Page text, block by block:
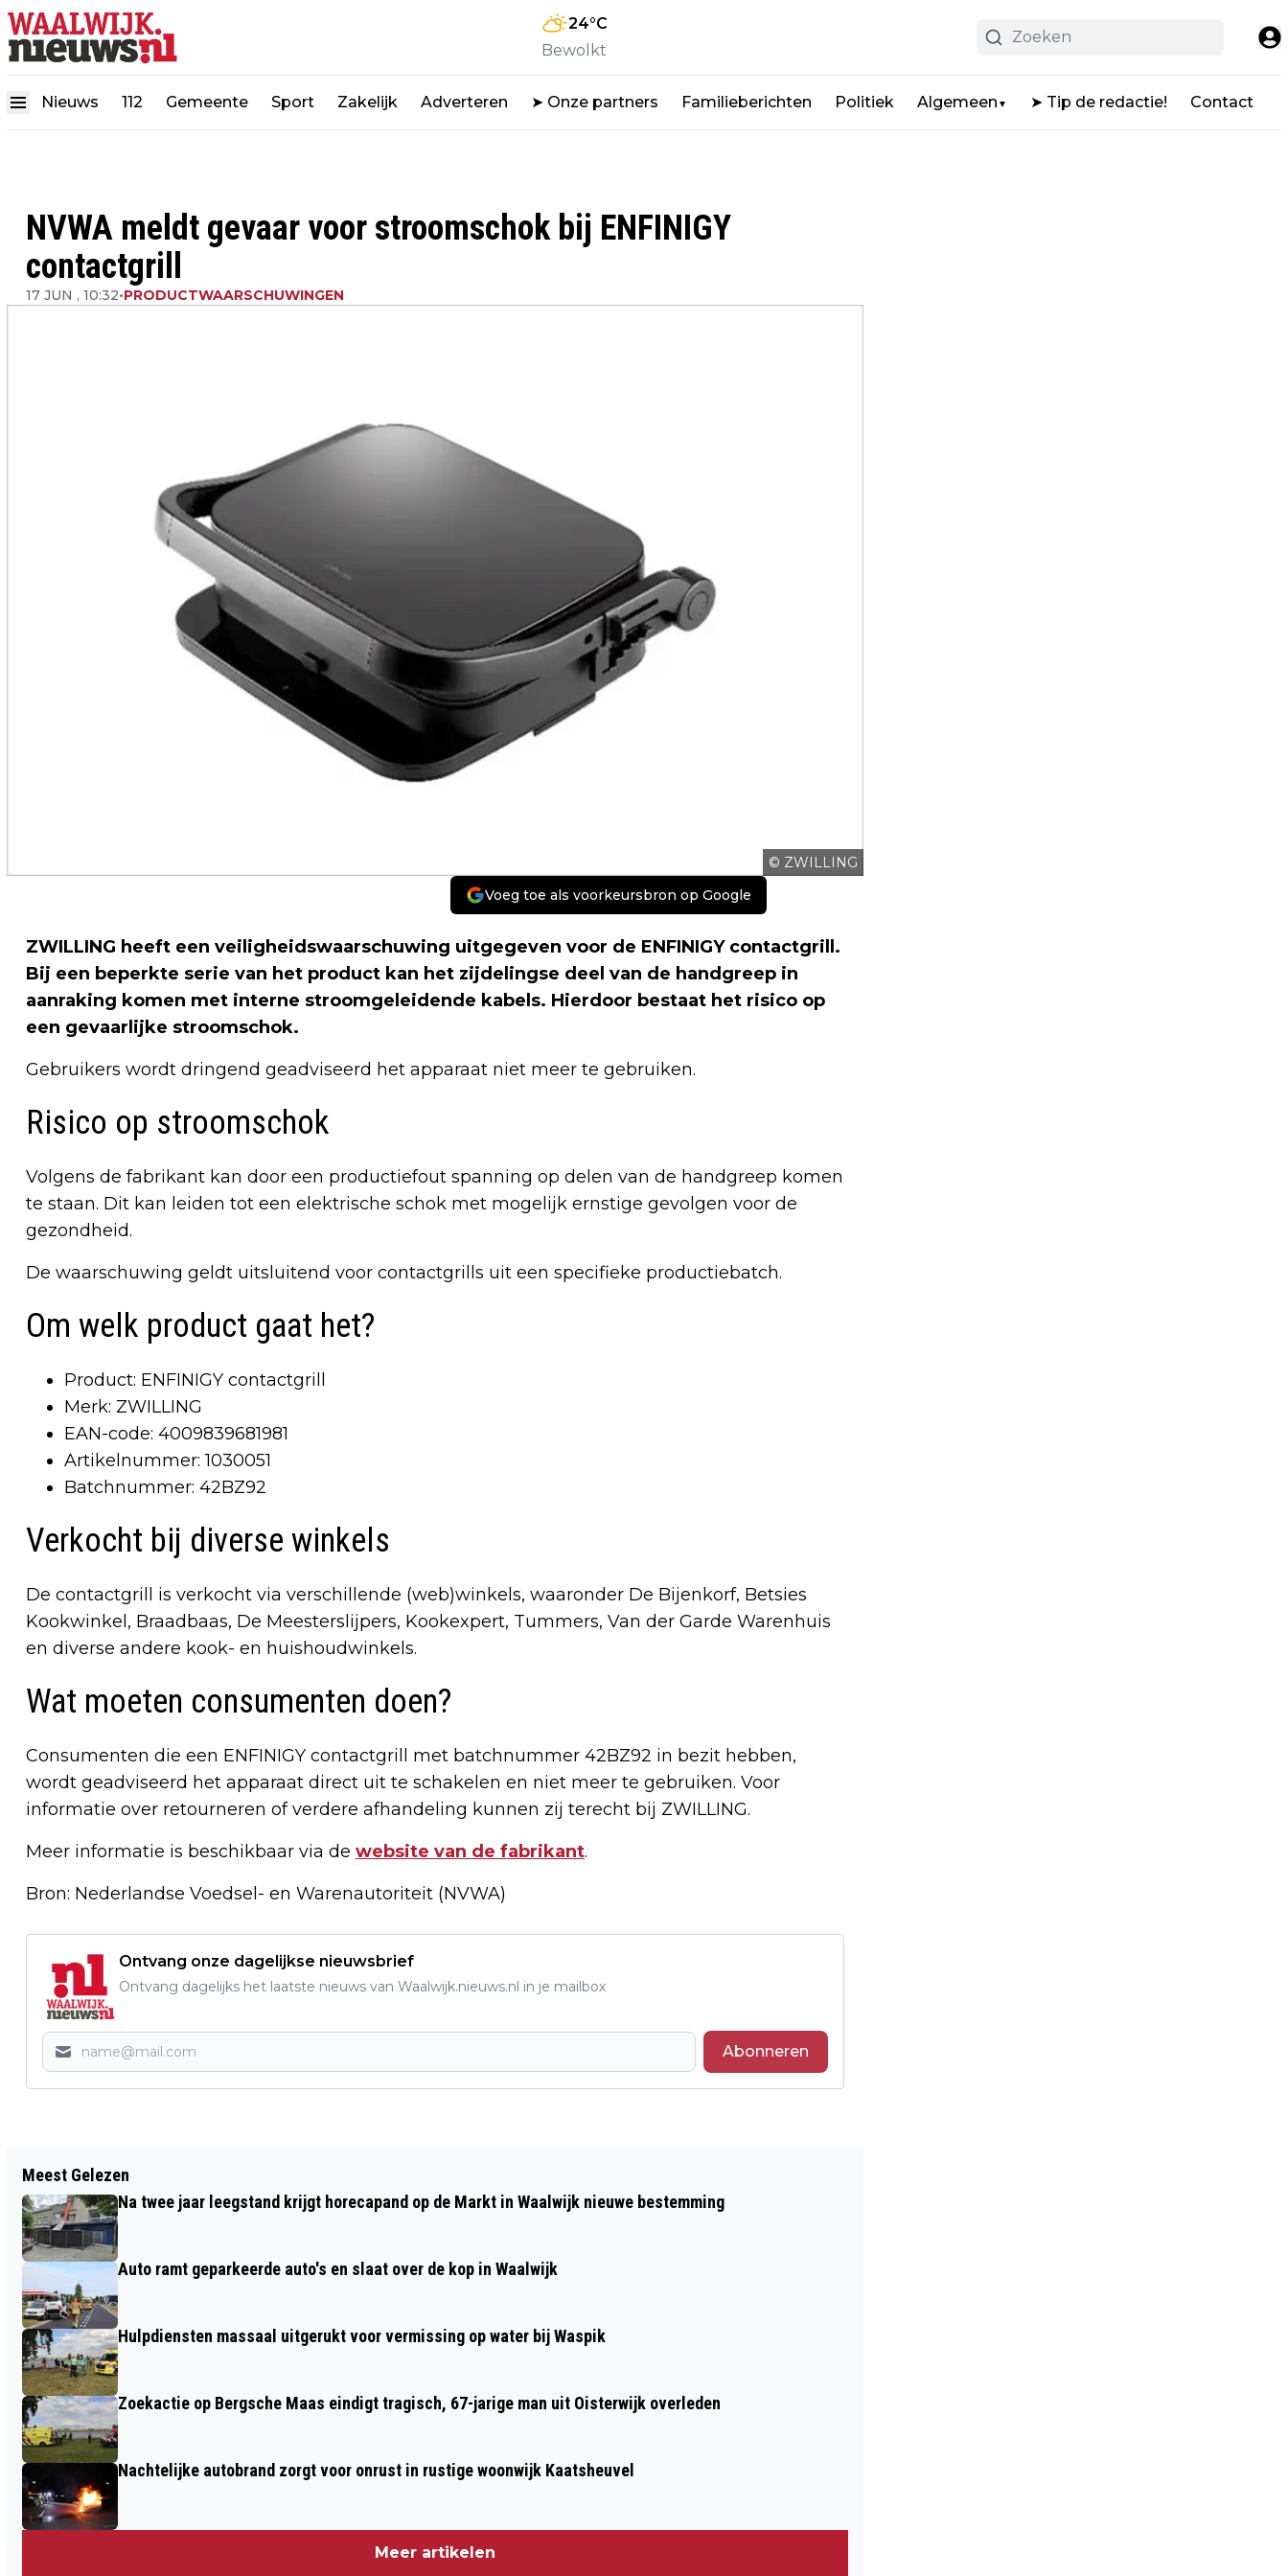
24°C
Bewolkt
Nieuws 112 Gemeente Sport Zakelijk Adverteren ➤ Onze partners Familieberichten Politiek Algemeen ▼ ➤ Tip de redactie! Contact
NVWA meldt gevaar voor stroomschok bij ENFINIGY
contactgrill
17 JUN , 10:32•PRODUCTWAARSCHUWINGEN
© ZWILLING
Voeg toe als voorkeursbron op Google
ZWILLING heeft een veiligheidswaarschuwing uitgegeven voor de ENFINIGY contactgrill.
Bij een beperkte serie van het product kan het zijdelingse deel van de handgreep in
aanraking komen met interne stroomgeleidende kabels. Hierdoor bestaat het risico op
een gevaarlijke stroomschok.
Gebruikers wordt dringend geadviseerd het apparaat niet meer te gebruiken.
Risico op stroomschok
Volgens de fabrikant kan door een productiefout spanning op delen van de handgreep komen
te staan. Dit kan leiden tot een elektrische schok met mogelijk ernstige gevolgen voor de
gezondheid.
De waarschuwing geldt uitsluitend voor contactgrills uit een specifieke productiebatch.
Om welk product gaat het?
Product: ENFINIGY contactgrill
Merk: ZWILLING
EAN-code: 4009839681981
Artikelnummer: 1030051
Batchnummer: 42BZ92
Verkocht bij diverse winkels
De contactgrill is verkocht via verschillende (web)winkels, waaronder De Bijenkorf, Betsies
Kookwinkel, Braadbaas, De Meesterslijpers, Kookexpert, Tummers, Van der Garde Warenhuis
en diverse andere kook- en huishoudwinkels.
Wat moeten consumenten doen?
Consumenten die een ENFINIGY contactgrill met batchnummer 42BZ92 in bezit hebben,
wordt geadviseerd het apparaat direct uit te schakelen en niet meer te gebruiken. Voor
informatie over retourneren of verdere afhandeling kunnen zij terecht bij ZWILLING.
Meer informatie is beschikbaar via de website van de fabrikant.
Bron: Nederlandse Voedsel- en Warenautoriteit (NVWA)
Ontvang onze dagelijkse nieuwsbrief
Ontvang dagelijks het laatste nieuws van Waalwijk.nieuws.nl in je mailbox
Abonneren
KNVB STELT COMPETITIEPROGRAMMA
RKC WAALWIJK DEFINITIEF VAST
FIETSPARKEREN BIJ SPEELTUIN IN
Meest Gelezen
Na twee jaar leegstand krijgt horecapand op de Markt in Waalwijk nieuwe bestemming
Auto ramt geparkeerde auto's en slaat over de kop in Waalwijk
Hulpdiensten massaal uitgerukt voor vermissing op water bij Waspik
Zoekactie op Bergsche Maas eindigt tragisch, 67-jarige man uit Oisterwijk overleden
Nachtelijke autobrand zorgt voor onrust in rustige woonwijk Kaatsheuvel
Meer artikelen